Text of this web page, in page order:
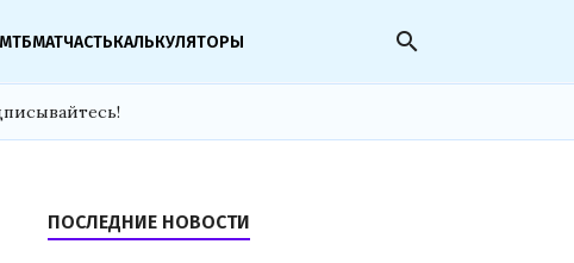
МТБМАТЧАСТЬКАЛЬКУЛЯТОРЫ search
ПОСЛЕДНИЕ НОВОСТИ